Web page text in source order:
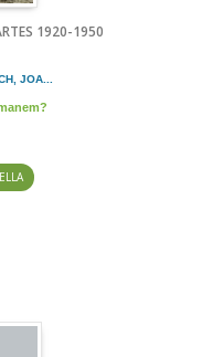
1920-1950
JOA...